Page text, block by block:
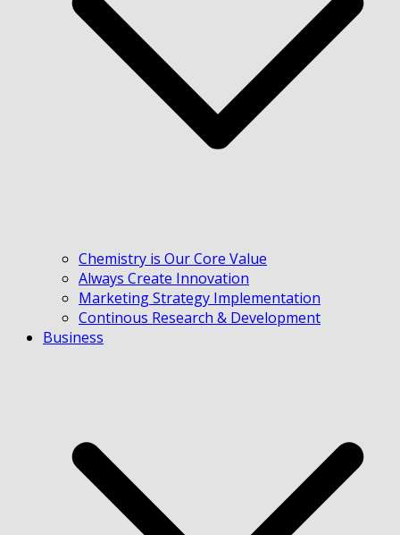
Chemistry is Our Core Value
Always Create Innovation
Marketing Strategy Implementation
Continous Research & Development
Business